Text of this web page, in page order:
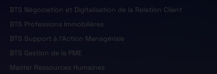
BTS Négociation et Digitalisation de la Relation Client
BTS Professions Immobilières
BTS Support à l'Action Managériale
BTS Gestion de la PME
Master Ressources Humaines